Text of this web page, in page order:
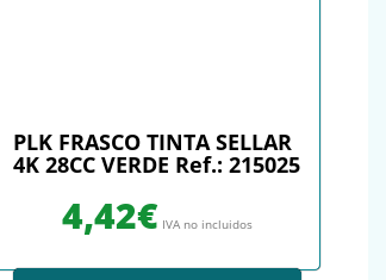
PLK FRASCO TINTA SELLAR
4K 28CC VERDE Ref.: 215025
4,42€ IVA no incluidos